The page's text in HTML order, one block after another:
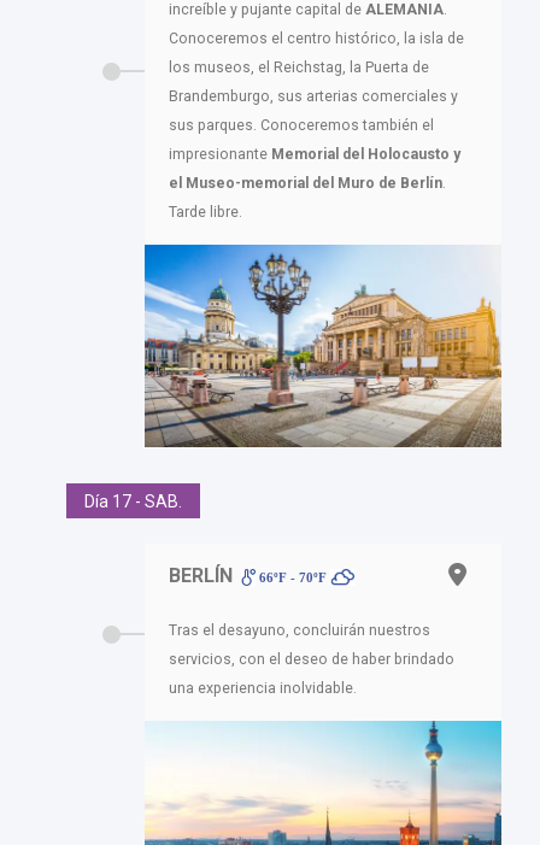
increíble y pujante capital de ALEMANIA.
Conoceremos el centro histórico, la isla de
los museos, el Reichstag, la Puerta de
Brandemburgo, sus arterias comerciales y
sus parques. Conoceremos también el
impresionante Memorial del Holocausto y
el Museo-memorial del Muro de Berlín.
Tarde libre.
Día 17 - SAB.
BERLÍN 66ºF - 70ºF
Tras el desayuno, concluirán nuestros
servicios, con el deseo de haber brindado
una experiencia inolvidable.